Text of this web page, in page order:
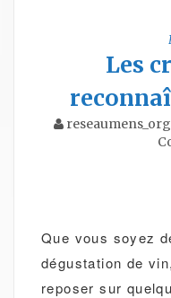
Les
reseaumens_org
Que vous soyez
dégustation de
reposer sur